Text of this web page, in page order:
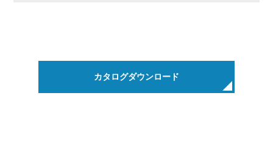
カタログダウンロード